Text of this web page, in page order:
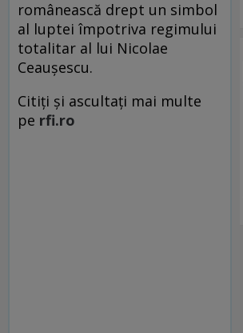
românească drept un simbol
al luptei împotriva regimului
totalitar al lui Nicolae
Ceauşescu.
Citiți și ascultați mai multe
pe rfi.ro